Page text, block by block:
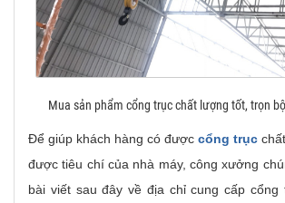
Mua‌ ‌sản‌ ‌phẩm‌ ‌cổng‌ ‌trục‌ ‌chất‌ ‌lượng‌ ‌tốt,‌ ‌trọn‌
Để giúp khách hàng có được cổng trục
được tiêu chí của nhà máy, công xưởng
bài viết sau đây về địa chỉ cung cấp cổng